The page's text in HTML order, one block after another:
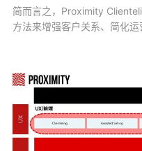
简而言之，Proximity
方法来增强客户关系、简化运